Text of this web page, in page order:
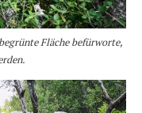
Fläche befürworte,